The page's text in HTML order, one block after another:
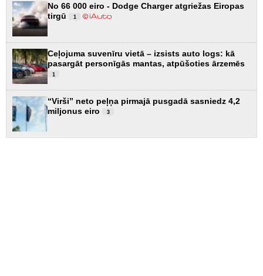
No 66 000 eiro - Dodge Charger atgriežas Eiropas
tirgū
1
Ceļojuma suvenīru vietā – izsists auto logs: kā
pasargāt personīgās mantas, atpūšoties ārzemēs
1
“Virši” neto peļņa pirmajā pusgadā sasniedz 4,2
miljonus eiro
3